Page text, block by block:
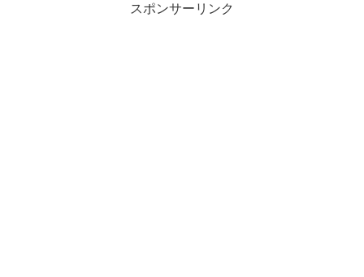
スポンサーリンク